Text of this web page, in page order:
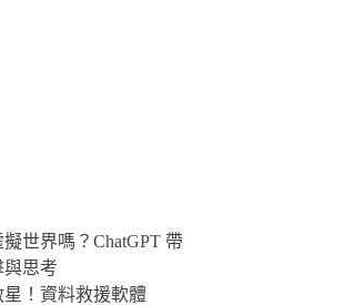
世界嗎？ChatGPT 帶
思考
！資料救援軟體